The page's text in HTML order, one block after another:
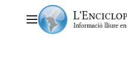
contingutMenú principal